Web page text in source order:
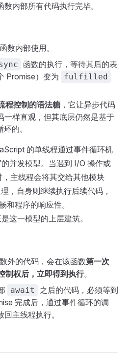
数内部所有代码执行完毕。
函数内部使用。
函数的执行，等待其后的表
Promise）变为
fulfilled
程控制的语法糖 ，它让异步代码
一样直观，但其底层仍然是基于
的。
的单线程通过事件循环机
并发模型。当遇到 I/O 操作或
主线程会将其交给其他模块
，自身则继续执行后续代码，
和程序的响应性。
这一模型的上层建筑。
外的代码，会在该函数第一次
制权后，立即得到执行。
await 之后的代码，必须等到
完成后，通过事件循环的调
主线程执行。